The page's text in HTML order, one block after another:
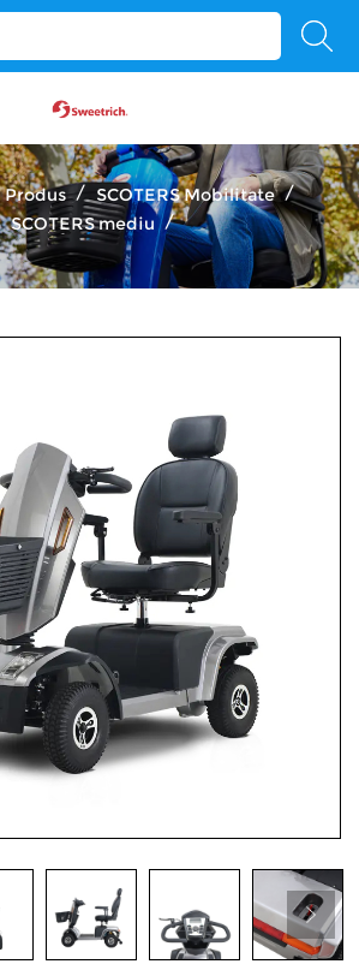
Produs / SCOTERS Mobilitate /
SCOTERS mediu /